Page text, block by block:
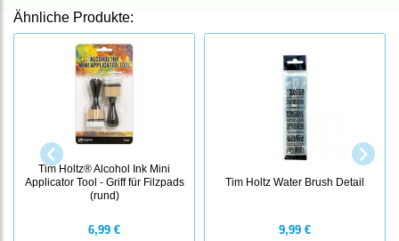
Ähnliche Produkte:
Tim Holtz® Alcohol Ink Mini
Applicator Tool - Griff für Filzpads
(rund)
6,99 €
Tim Holtz Water Brush Detail
9,99 €